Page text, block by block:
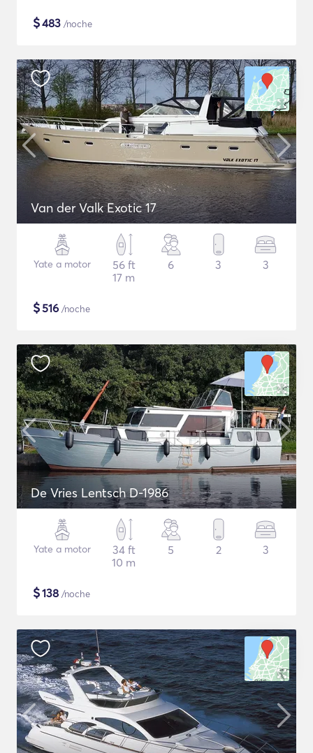
$483 /noche
Van der Valk Exotic 17
Yate a motor
56 ft
17 m
6 3 3
$516 /noche
De Vries Lentsch D-1986
Yate a motor
34 ft
10 m
5 2 3
$138 /noche